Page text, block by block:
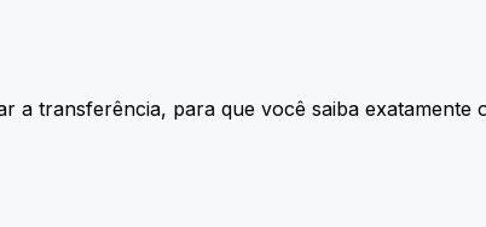
a transferência, para que você saiba exatamente